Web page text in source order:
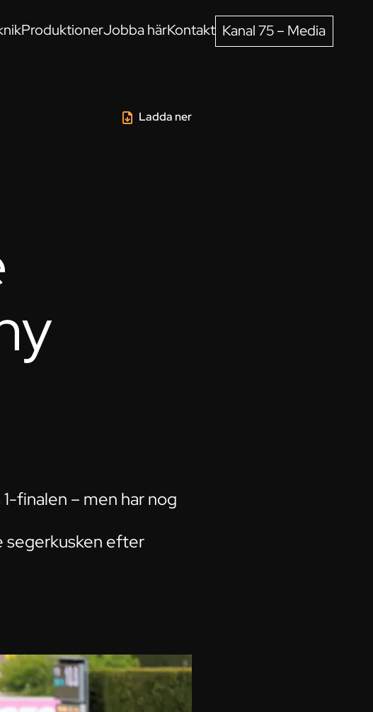
ProduktionerJobba härKontakt Kanal 75 – Media
Ladda ner
finalen – men har nog
segerkusken efter